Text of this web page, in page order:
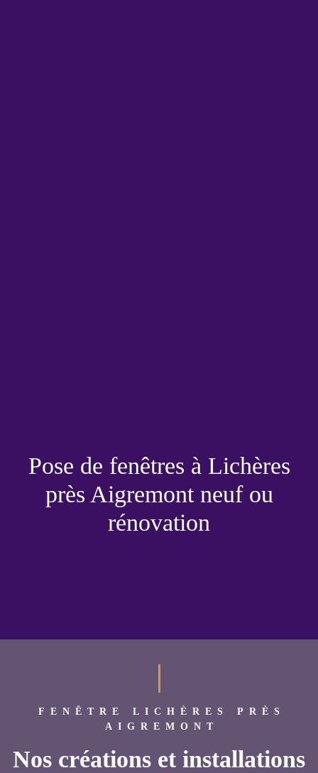
Pose de fenêtres à Lichères
près Aigremont neuf ou
rénovation
FENÊTRE LICHÈRES PRÈS
AIGREMONT
Nos créations et installations